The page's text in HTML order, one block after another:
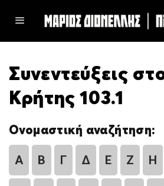
Συνεντεύξεις
Κρήτης 103.1
Ονομαστική αναζήτηση:
Α Β Γ Δ Ε Ζ Η